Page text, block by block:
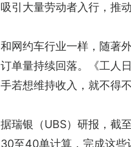
吸引大量劳动者入行，推
和网约车行业一样，随著
订单量持续回落。《工人
手若想维持收入，就不得
据瑞银（UBS）研报，截
30至40单计算，完成这些